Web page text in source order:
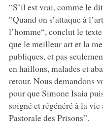
“S’il est vrai, comme le
”Quand on s’attaque à
l’homme“, conclut le
que le meilleur art et la
publiques, et pas
en haillons, malades et
retour. Nous demandons
pour que Simone Isaia
soigné et régénéré à la
Pastorale des Prisons”.